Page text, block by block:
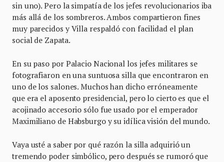
sin uno). Pero la simpatía de los jefes revolucionarios iba
más allá de los sombreros. Ambos compartieron fines
muy parecidos y Villa respaldó con facilidad el plan
social de Zapata.
En su paso por Palacio Nacional los jefes militares se
fotografiaron en una suntuosa silla que encontraron en
uno de los salones. Muchos han dicho erróneamente
que era el aposento presidencial, pero lo cierto es que el
acojinado accesorio sólo fue usado por el emperador
Maximiliano de Habsburgo y su idílica visión del mundo.
Vaya usté a saber por qué razón la silla adquirió un
tremendo poder simbólico, pero después se rumoró que